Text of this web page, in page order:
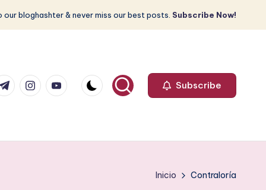
bloghashter & never miss our best posts. Subscribe Now!
instagram.com
youtube.com Subscribe
Inicio Contraloría